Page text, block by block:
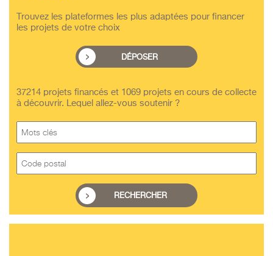
Trouvez les plateformes les plus adaptées pour financer
les projets de votre choix
DÉPOSER
37214 projets financés et 1069 projets en cours de collecte
à découvrir. Lequel allez-vous soutenir ?